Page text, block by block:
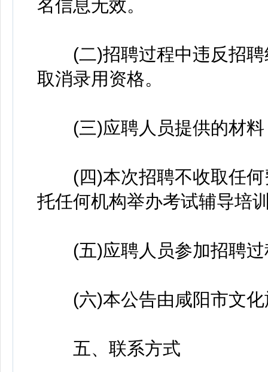
名信息无效。
(二)招聘过程中违反招聘
取消录用资格。
(三)应聘人员提供的材料
(四)本次招聘不收取任何
托任何机构举办考试辅导培
(五)应聘人员参加招聘过
(六)本公告由咸阳市文化
五、联系方式